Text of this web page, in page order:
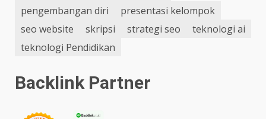
pengembangan diri
presentasi kelompok
seo website
skripsi strategi seo
teknologi ai
teknologi Pendidikan
Backlink Partner